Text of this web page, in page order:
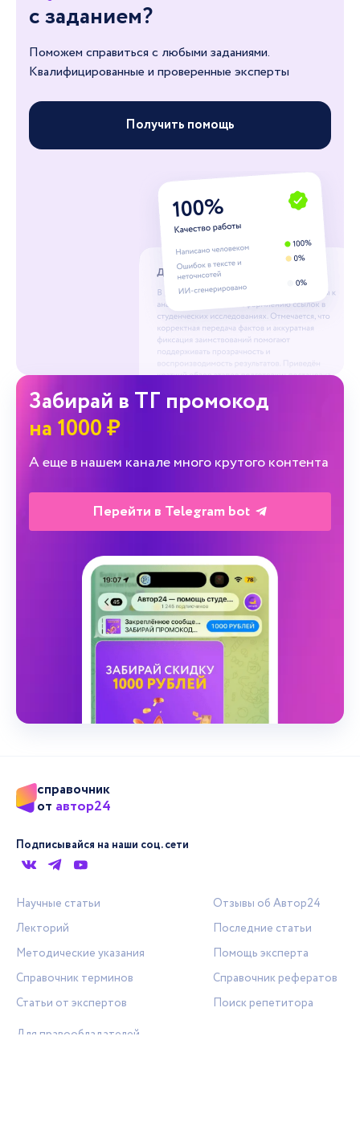
с заданием?
Поможем справиться с любыми заданиями.
Квалифицированные и проверенные эксперты
Получить помощь
Забирай в ТГ промокод
на 1000 ₽
А еще в нашем канале много крутого контента
Перейти в Telegram bot
справочник
от автор24
Подписывайся на наши соц. сети
Научные статьи
Лекторий
Методические указания
Справочник терминов
Статьи от экспертов
Отзывы об Автор24
Последние статьи
Помощь эксперта
Справочник рефератов
Поиск репетитора
Для правообладателей